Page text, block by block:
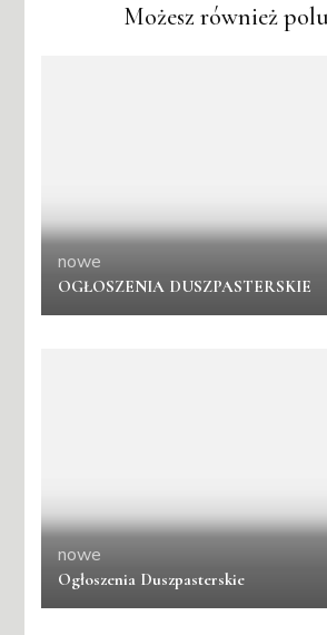
Możesz również
nowe
OGŁOSZENIA DUSZPASTERSKIE
nowe
Ogłoszenia Duszpasterskie